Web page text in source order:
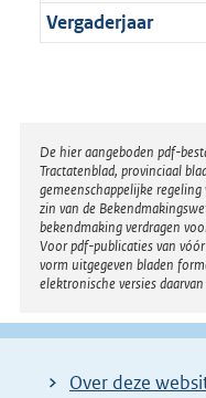
Vergaderjaar
Disclaimer
De hier aangeboden pdf-
Tractatenblad, provinciaal
gemeenschappelijke
zin van de
bekendmaking verdragen
Voor pdf-publicaties van
vorm uitgegeven bladen
elektronische versies
Over deze